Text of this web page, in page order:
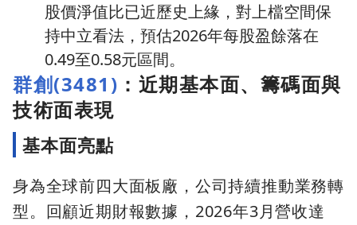
股價淨值比已近歷史上緣，對上檔空間保
持中立看法，預估2026年每股盈餘落在
0.49至0.58元區間。
群創(3481) ：近期基本面、籌碼面與
技術面表現
基本面亮點
身為全球前四大面板廠，公司持續推動業務轉
型。回顧近期財報數據，2026年3月營收達